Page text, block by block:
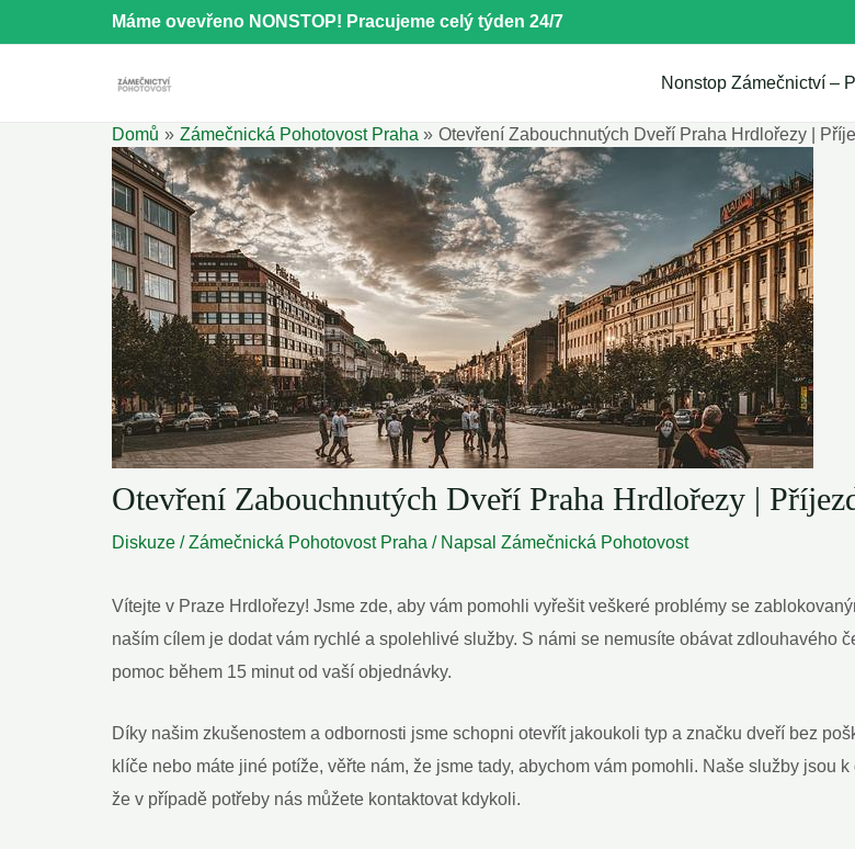
na
Máme ovevřeno NONSTOP! Pracujeme celý týden 24/7
Nonstop Zámečnictví –
Domů Zámečnická Pohotovost Praha Otevření Zabouchnutých Dveří Praha Hrdlořezy |
Otevření Zabouchnutých Dveří Praha Hrdlořezy |
Diskuze /Zámečnická Pohotovost Praha / Napsal Zámečnická Pohotovost
Vítejte v Praze Hrdlořezy! Jsme zde, aby vám pomohli vyřešit veškeré problémy se
naším cílem je dodat vám rychlé a spolehlivé služby. S námi se nemusíte obávat zdlouhavého
pomoc během 15 minut od vaší objednávky.
Díky našim zkušenostem a odbornosti jsme schopni otevřít jakoukoli typ a značku dveří bez
klíče nebo máte jiné potíže, věřte nám, že jsme tady, abychom vám pomohli. Naše služby jsou
že v případě potřeby nás můžete kontaktovat kdykoli.